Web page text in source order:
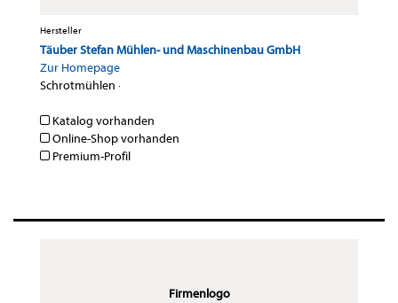
Hersteller
Täuber Stefan Mühlen- und Maschinenbau GmbH
Zur Homepage
Schrotmühlen ·
Katalog vorhanden
Online-Shop vorhanden
Premium-Profil
Firmenlogo